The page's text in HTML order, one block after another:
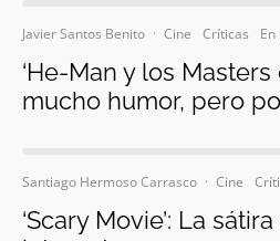
Javier Santos Benito · Cine Críticas
‘He-Man y los Masters
mucho humor, pero
Santiago Hermoso Carrasco · Cine
‘Scary Movie’: La